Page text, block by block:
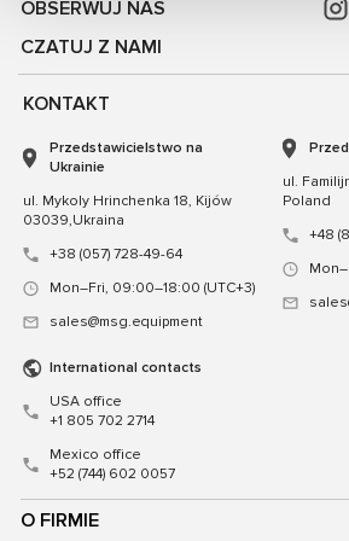
OBSERWUJ NAS
CZATUJ Z NAMI
O FIRMIE
KONTAKT
Przedstawicielstwo na
Ukrainie
ul. Mykoly Hrinchenka 18, Kijów
03039,Ukraina
+38 (057) 728-49-64
Mon–Fri, 09:00–18:00 (UTC+3)
sales@msg.equipment
ul.
Poland
+48
International contacts
USA office
+1 805 702 2714
Mexico office
+52 (744) 602 0057